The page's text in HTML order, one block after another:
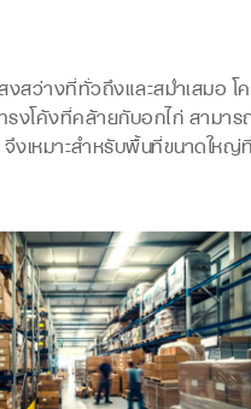
างที่ทั่วถึงและสม่ำเสมอ โค
งโค้งที่คล้ายกับอกไก่ สามาร
งเหมาะสำหรับพื้นที่ขนาดให